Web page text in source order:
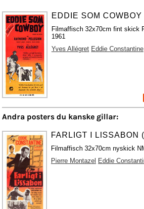
EDDIE SOM
Filmaffisch 32x70cm fint skick
1961
Yves Allégret Eddie Constantine
Andra posters du kanske gillar:
FARLIGT I LISSABON
Filmaffisch 32x70cm nyskick
Pierre Montazel Eddie